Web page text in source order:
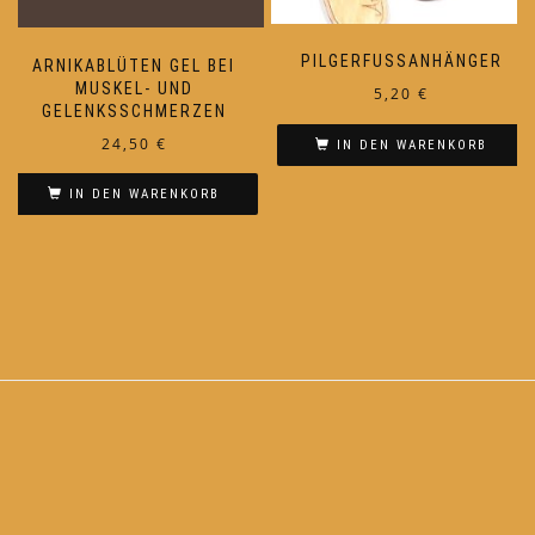
ARNIKABLÜTEN GEL BEI
MUSKEL- UND
GELENKSSCHMERZEN
24,50 €
IN DEN WARENKORB
PILGERFUSSANHÄNGER
5,20 €
IN DEN WARENKORB